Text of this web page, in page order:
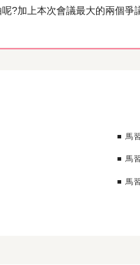
?加上本次會議最大的兩個
■ 馬
■ 馬
■ 馬